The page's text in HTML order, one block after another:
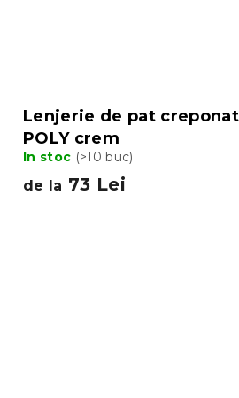
Lenjerie de pat
POLY crem
In stoc (>10 buc)
de la 73 Lei